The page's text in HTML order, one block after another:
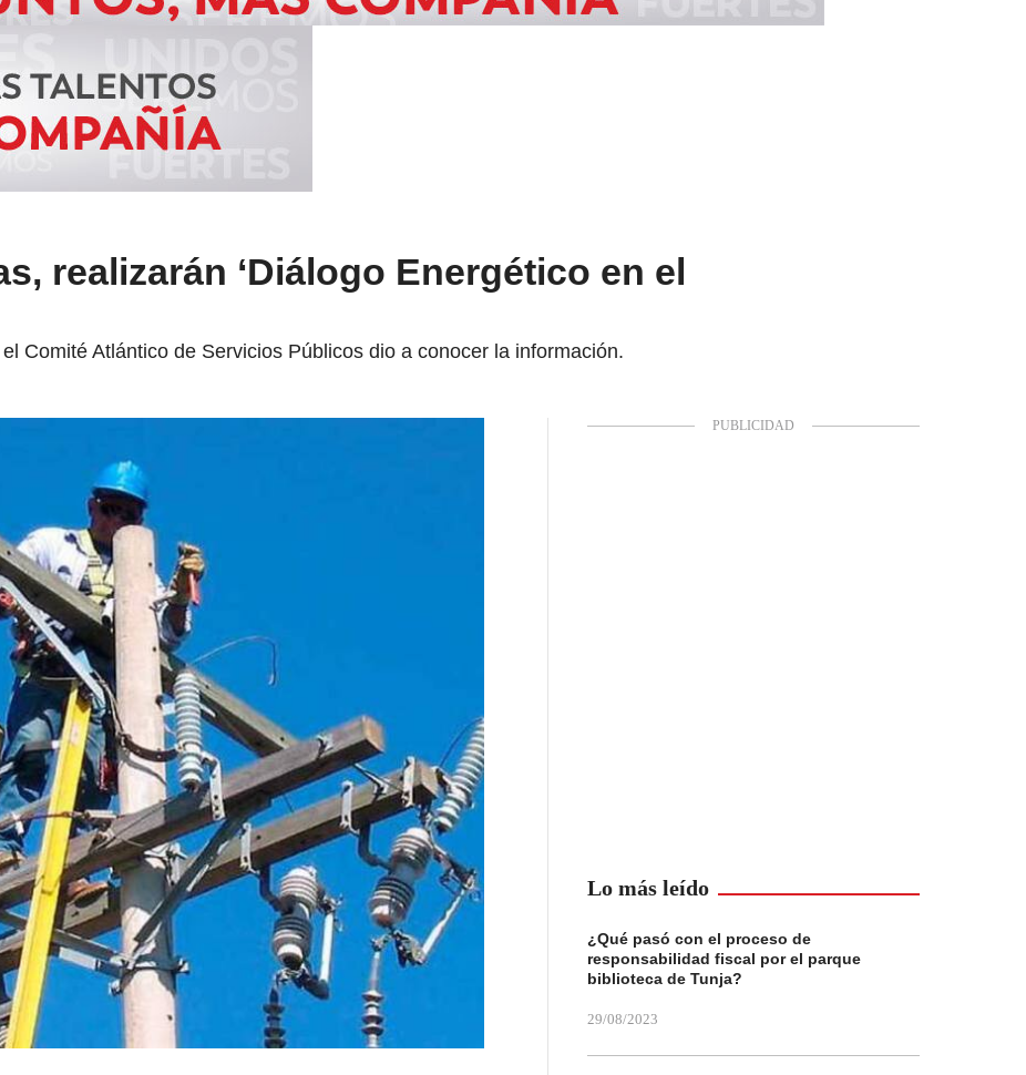
realizarán ‘Diálogo Energético en el
Comité Atlántico de Servicios Públicos dio a conocer la información.
Lo más leído
¿Qué pasó con el proceso de
responsabilidad fiscal por el parque
biblioteca de Tunja?
29/08/2023